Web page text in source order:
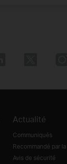
Actualité
Communiqués
Recommandé par
Avis de sécurité